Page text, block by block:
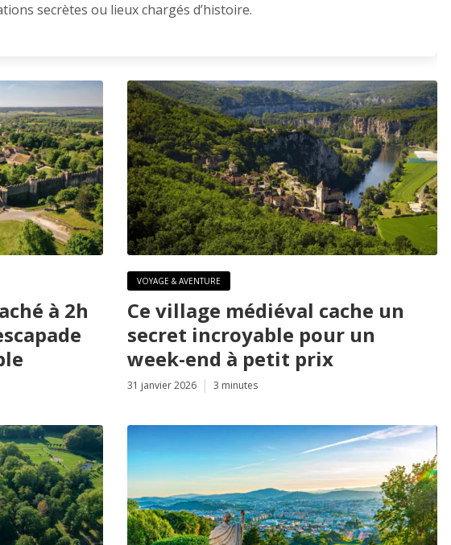
secrètes ou lieux chargés d’histoire.
à 2h
VOYAGE & AVENTURE
Ce village médiéval cache un
secret incroyable pour un
week-end à petit prix
31 janvier 2026 3 minutes